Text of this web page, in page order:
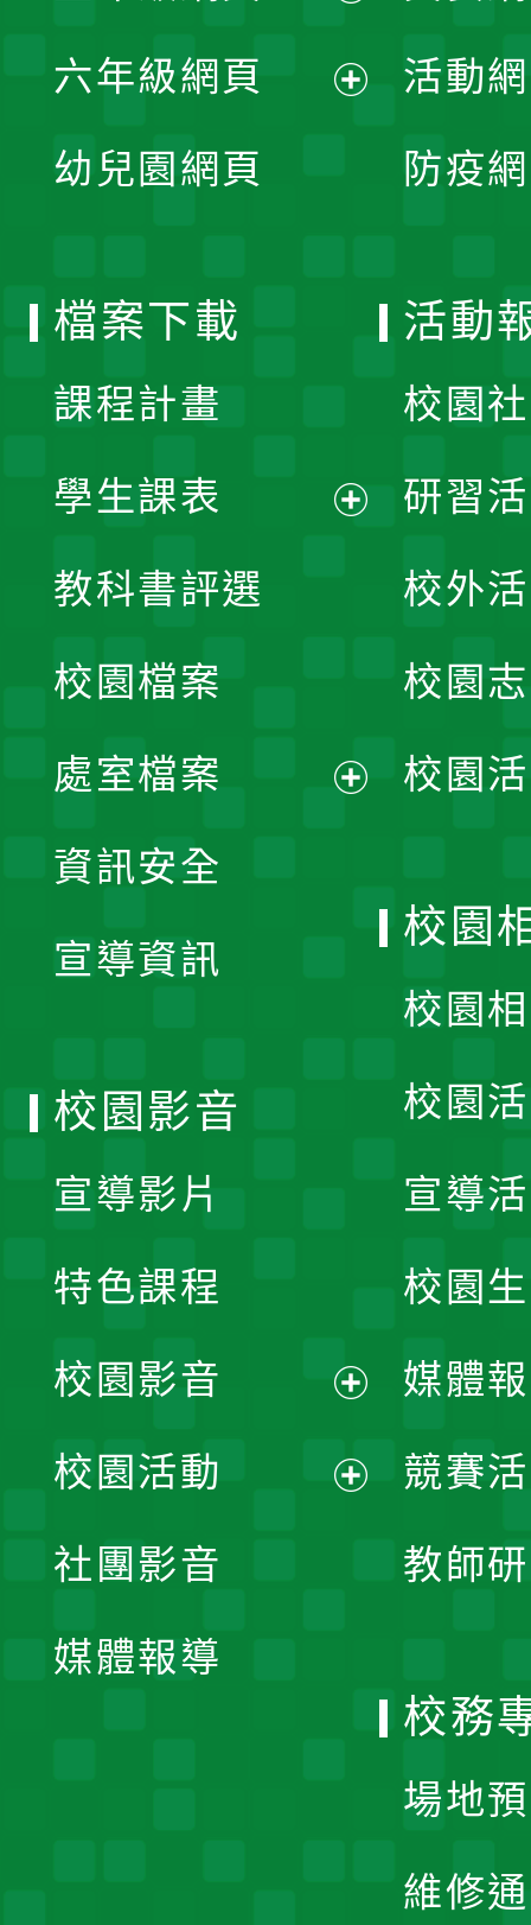
單
開
選
開
六年級網頁
幼兒園網頁
活動
防疫
檔案下載
課程計畫
學生課表
單
教科書評選
校園檔案
處室檔案
資訊安全
宣導資訊
活動
校園
研習
校外
校園
校園
校園
校園
校園
宣導
校園
媒體
競賽
教師
校園影音
宣導影片
特色課程
校園影音
開
校園活動
社團影音
媒體報導
校務
場地
維修